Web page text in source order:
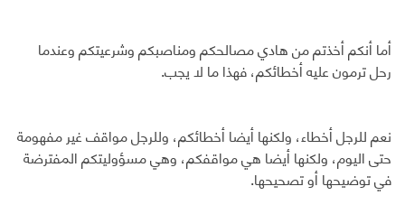
أما أنكم أخذتم من هادي مصالحكم ومناصبكم وشرعيتكم وعندما
رحل ترمون عليه أخطائكم، فهذا ما لا يجب.
نعم للرجل أخطاء، ولكنها أيضا أخطائكم، وللرجل مواقف غير مفهومة
حتى اليوم، ولكنها أيضا هي مواقفكم، وهي مسؤوليتكم المفترضة
في توضيحها أو تصحيحها.